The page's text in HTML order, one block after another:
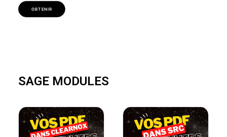
OBTENIR
SAGE MODULES